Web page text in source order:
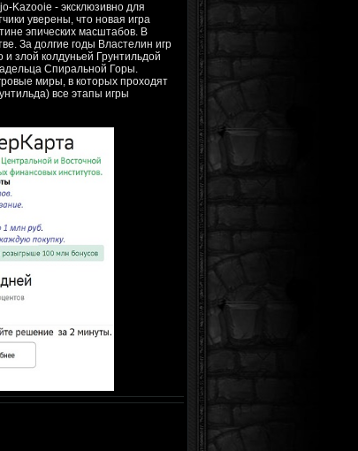
Kazooie - эксклюзивно для
уверены, что новая игра
эпических масштабов. В
За долгие годы Властелин игр
злой колдуньей Грунтильдой
Спиральной Горы.
миры, в которых проходят
все этапы игры